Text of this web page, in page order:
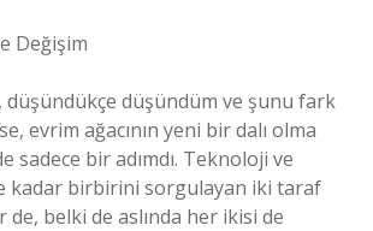
Değişim
düşündüm ve şunu fark
evrim ağacının yeni bir dalı olma
sadece bir adımdı. Teknoloji ve
kadar birbirini sorgulayan iki taraf
belki de aslında her ikisi de